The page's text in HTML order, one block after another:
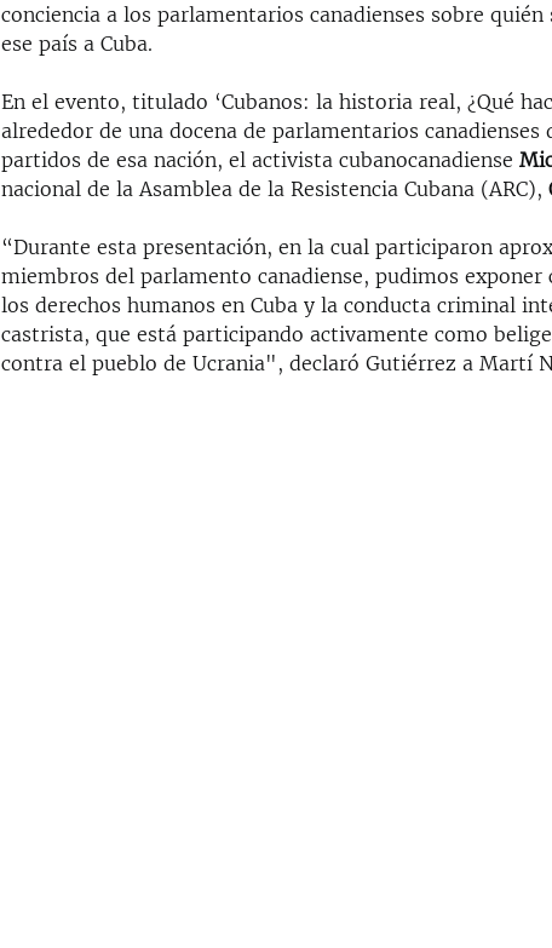
conciencia a los parlamentarios canadienses sobre
ese país a Cuba.
En el evento, titulado ‘Cubanos: la historia real, ¿Qué
alrededor de una docena de parlamentarios canadienses
partidos de esa nación, el activista cubanocanadiense
nacional de la Asamblea de la Resistencia Cubana (ARC),
“Durante esta presentación, en la cual participaron
miembros del parlamento canadiense, pudimos exponer
los derechos humanos en Cuba y la conducta criminal
castrista, que está participando activamente como
contra el pueblo de Ucrania", declaró Gutiérrez a Martí